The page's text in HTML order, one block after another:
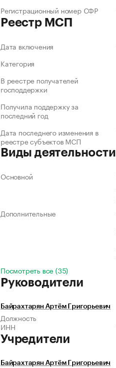
Регистрационный номер СФР
Реестр МСП
Дата включения
Категория
В реестре получателей
господдержки
Получила поддержку за
последний год
Дата последнего изменения в
реестре субъектов МСП
Виды деятельности
Основной
Дополнительные
Посмотреть все (35)
Руководители
Байрахтарян Артём Григорьевич
Должность
ИНН
Учредители
Байрахтарян Артём Григорьевич